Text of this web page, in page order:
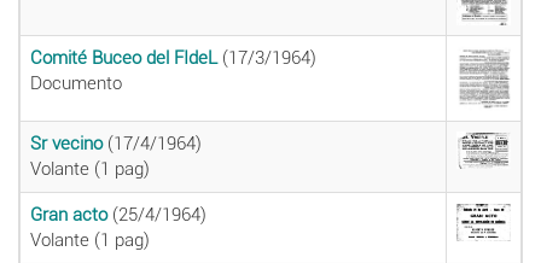
Comité Buceo del FIdeL(17/3/1964)
Documento
Sr vecino(17/4/1964)
Volante (1 pag)
Gran acto(25/4/1964)
Volante (1 pag)